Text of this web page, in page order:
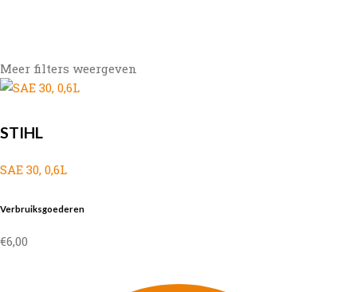
Meer filters weergeven
STIHL
SAE 30, 0,6L
Verbruiksgoederen
€6,00